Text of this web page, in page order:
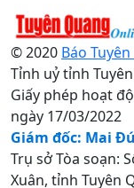
© 2020 Báo
Tỉnh uỷ tỉnh
Giấy phép hoạt
ngày 17/03/2022
Giám đốc: Mai
Trụ sở Tòa soạn:
Xuân, tỉnh Tuyên